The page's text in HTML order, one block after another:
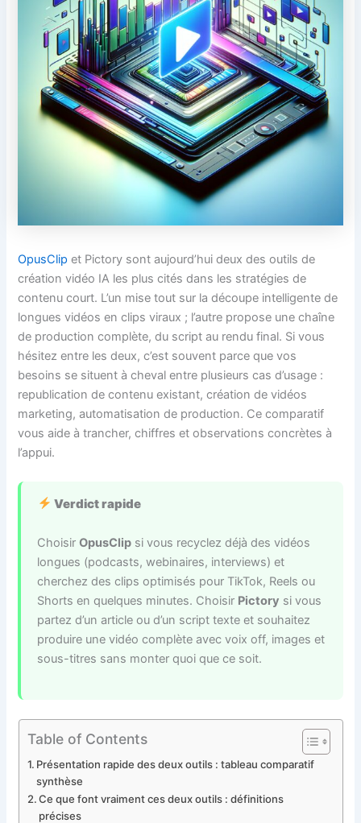
OpusClip et Pictory sont aujourd’hui deux des outils de
création vidéo IA les plus cités dans les stratégies de
contenu court. L’un mise tout sur la découpe intelligente de
longues vidéos en clips viraux ; l’autre propose une chaîne
de production complète, du script au rendu final. Si vous
hésitez entre les deux, c’est souvent parce que vos
besoins se situent à cheval entre plusieurs cas d’usage :
republication de contenu existant, création de vidéos
marketing, automatisation de production. Ce comparatif
vous aide à trancher, chiffres et observations concrètes à
l’appui.
Verdict rapide
ChoisirOpusClip si vous recyclez déjà des vidéos
longues (podcasts, webinaires, interviews) et
cherchez des clips optimisés pour TikTok, Reels ou
Shorts en quelques minutes. Choisir Pictory si vous
partez d’un article ou d’un script texte et souhaitez
produire une vidéo complète avec voix off, images et
sous-titres sans monter quoi que ce soit.
Table of Contents
Présentation rapide des deux outils : tableau comparatif
synthèse
Ce que font vraiment ces deux outils : définitions
précises